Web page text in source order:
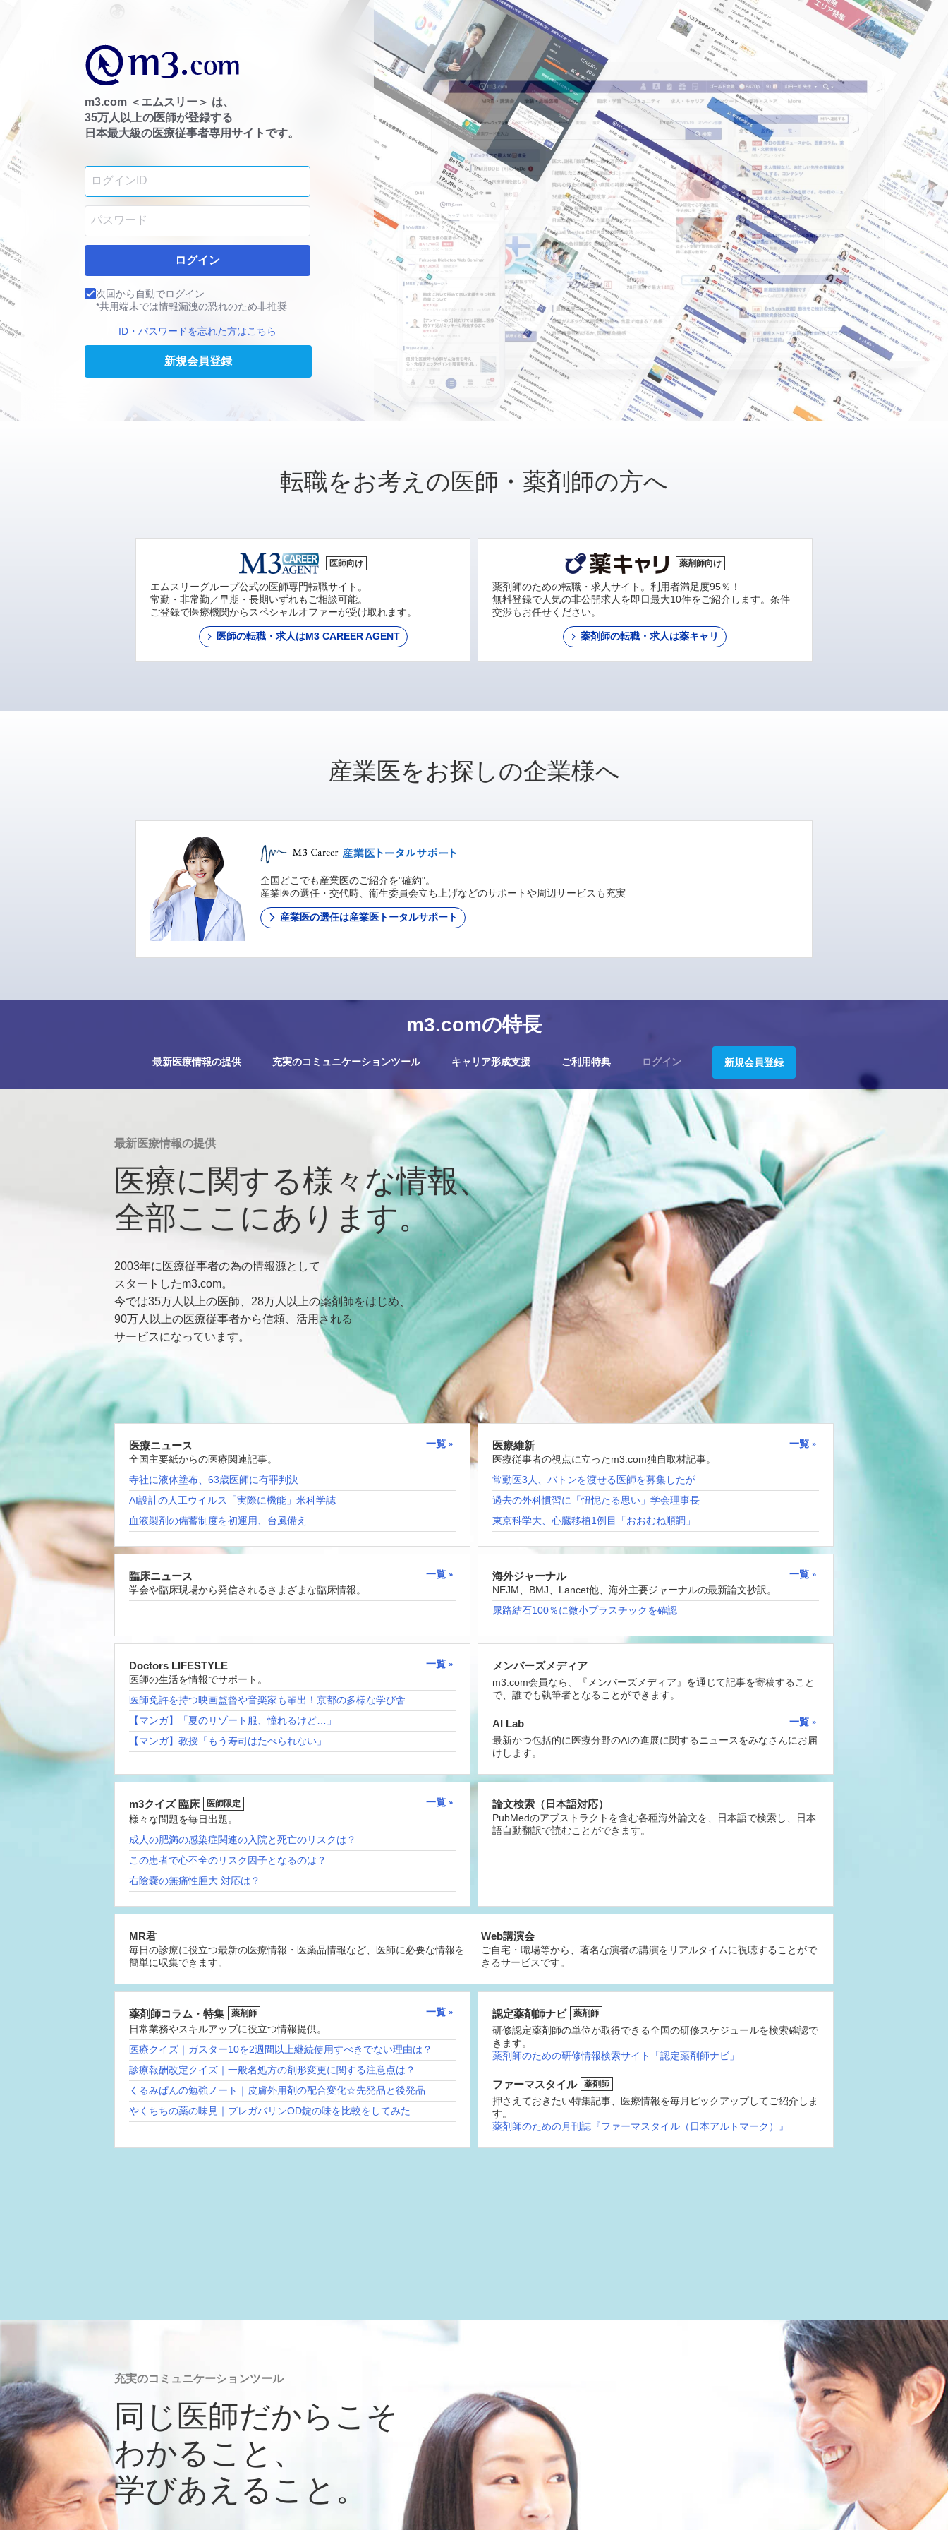
m3.comの特長
最新医療情報の提供 充実のコミュニケーションツール キャリア形成支援 ご利用特典 ログイン 新規会員登録
m3.com ＜エムスリー＞ は、
35万人以上の医師が登録する
日本最大級の医療従事者専用サイトです。
ログイン
次回から自動でログイン
*共用端末では情報漏洩の恐れのため非推奨
ID・パスワードを忘れた方はこちら
新規会員登録
転職をお考えの医師・薬剤師の方へ
医師向け
エムスリーグループ公式の医師専門転職サイト。
常勤・非常勤／早期・長期いずれもご相談可能。
ご登録で医療機関からスペシャルオファーが受け取れます。
医師の転職・求人はM3 CAREER AGENT
薬剤師向け
薬剤師のための転職・求人サイト。利用者満足度95％！
無料登録で人気の非公開求人を即日最大10件をご紹介します。条件
交渉もお任せください。
薬剤師の転職・求人は薬キャリ
産業医をお探しの企業様へ
全国どこでも産業医のご紹介を"確約"。
産業医の選任・交代時、衛生委員会立ち上げなどのサポートや周辺サービスも充実
産業医の選任は産業医トータルサポート
最新医療情報の提供
医療に関する様々な情報、
全部ここにあります。
2003年に医療従事者の為の情報源として
スタートしたm3.com。
今では35万人以上の医師、28万人以上の薬剤師をはじめ、
90万人以上の医療従事者から信頼、活用される
サービスになっています。
医療ニュース
一覧
全国主要紙からの医療関連記事。
寺社に液体塗布、63歳医師に有罪判決
AI設計の人工ウイルス「実際に機能」米科学誌
血液製剤の備蓄制度を初運用、台風備え
医療維新
一覧
医療従事者の視点に立ったm3.com独自取材記事。
常勤医3人、バトンを渡せる医師を募集したが
過去の外科慣習に「忸怩たる思い」学会理事長
東京科学大、心臓移植1例目「おおむね順調」
臨床ニュース
一覧
学会や臨床現場から発信されるさまざまな臨床情報。
海外ジャーナル
一覧
NEJM、BMJ、Lancet他、海外主要ジャーナルの最新論文抄訳。
尿路結石100％に微小プラスチックを確認
Doctors LIFESTYLE
一覧
医師の生活を情報でサポート。
医師免許を持つ映画監督や音楽家も輩出！京都の多様な学び舎
【マンガ】「夏のリゾート服、憧れるけど…」
【マンガ】教授「もう寿司はたべられない」
メンバーズメディア
m3.com会員なら、『メンバーズメディア』を通じて記事を寄稿すること
で、誰でも執筆者となることができます。
AI Lab
一覧
最新かつ包括的に医療分野のAIの進展に関するニュースをみなさんにお届
けします。
m3クイズ 臨床 医師限定
一覧
様々な問題を毎日出題。
成人の肥満の感染症関連の入院と死亡のリスクは？
この患者で心不全のリスク因子となるのは？
右陰嚢の無痛性腫大 対応は？
論文検索（日本語対応）
PubMedのアブストラクトを含む各種海外論文を、日本語で検索し、日本
語自動翻訳で読むことができます。
MR君
毎日の診療に役立つ最新の医療情報・医薬品情報など、医師に必要な情報を
簡単に収集できます。
Web講演会
ご自宅・職場等から、著名な演者の講演をリアルタイムに視聴することがで
きるサービスです。
薬剤師コラム・特集 薬剤師
一覧
日常業務やスキルアップに役立つ情報提供。
医療クイズ｜ガスター10を2週間以上継続使用すべきでない理由は？
診療報酬改定クイズ｜一般名処方の剤形変更に関する注意点は？
くるみぱんの勉強ノート｜皮膚外用剤の配合変化☆先発品と後発品
やくちちの薬の味見｜プレガバリンOD錠の味を比較をしてみた
認定薬剤師ナビ 薬剤師
研修認定薬剤師の単位が取得できる全国の研修スケジュールを検索確認で
きます。
薬剤師のための研修情報検索サイト「認定薬剤師ナビ」
ファーマスタイル 薬剤師
押さえておきたい特集記事、医療情報を毎月ピックアップしてご紹介しま
す。
薬剤師のための月刊誌『ファーマスタイル（日本アルトマーク）』
充実のコミュニケーションツール
同じ医師だからこそ
わかること、
学びあえること。